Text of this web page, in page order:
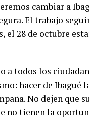
cambiar a
El trabajo
el 28 de octubre
todos los
hacer de Ibagué
No dejen que
no tienen la